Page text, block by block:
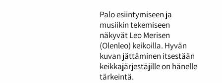
Palo esiintymiseen ja
musiikin tekemiseen
näkyvät Leo Merisen
(Olenleo) keikoilla. Hyvän
kuvan jättäminen itsestään
keikkajärjestäjille on hänelle
tärkeintä.